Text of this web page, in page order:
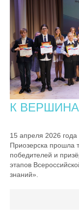
К
15 апреля 2026
Приозерска прошла
победителей и
этапов
знаний».